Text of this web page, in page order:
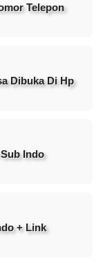
Telepon
Dibuka Di Hp
Indo
+ Link